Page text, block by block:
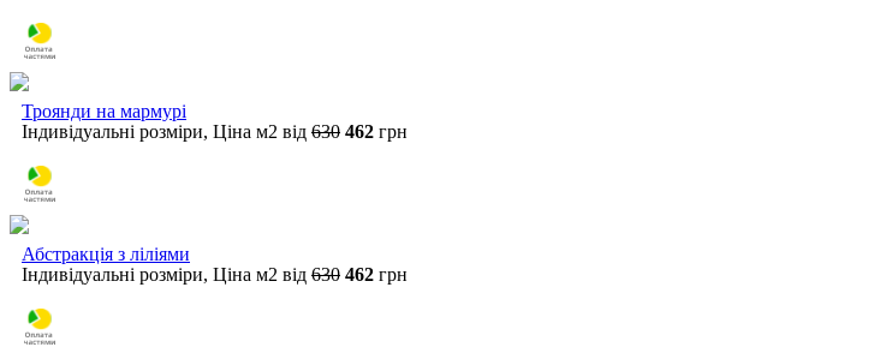
Троянди на мармурі
Індивідуальні розміри, Ціна м2 від 630 462 грн
Абстракція з ліліями
Індивідуальні розміри, Ціна м2 від 630 462 грн